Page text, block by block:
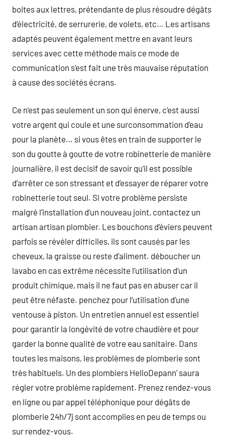
boites aux lettres, prétendante de plus résoudre dégâts
d’électricité, de serrurerie, de volets, etc… Les artisans
adaptés peuvent également mettre en avant leurs
services avec cette méthode mais ce mode de
communication s’est fait une très mauvaise réputation
à cause des sociétés écrans.
Ce n’est pas seulement un son qui énerve, c’est aussi
votre argent qui coule et une surconsommation d’eau
pour la planète… si vous êtes en train de supporter le
son du goutte à goutte de votre robinetterie de manière
journalière, il est decisif de savoir qu’il est possible
d’arrêter ce son stressant et d’essayer de réparer votre
robinetterie tout seul. Si votre problème persiste
malgré l’installation d’un nouveau joint, contactez un
artisan artisan plombier. Les bouchons d’éviers peuvent
parfois se révéler difficiles, ils sont causés par les
cheveux, la graisse ou reste d’aliment. déboucher un
lavabo en cas extrême nécessite l’utilisation d’un
produit chimique, mais il ne faut pas en abuser car il
peut être néfaste. penchez pour l’utilisation d’une
ventouse à piston. Un entretien annuel est essentiel
pour garantir la longévité de votre chaudière et pour
garder la bonne qualité de votre eau sanitaire. Dans
toutes les maisons, les problèmes de plomberie sont
très habituels. Un des plombiers HelloDepann’ saura
régler votre problème rapidement. Prenez rendez-vous
en ligne ou par appel téléphonique pour dégâts de
plomberie 24h/7j sont accomplies en peu de temps ou
sur rendez-vous.